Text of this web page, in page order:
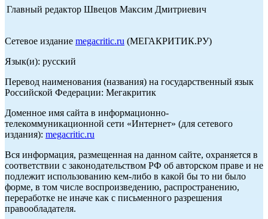
Главный редактор Швецов Максим Дмитриевич
Сетевое издание megacritic.ru (МЕГАКРИТИК.РУ)
Язык(и): русский
Перевод наименования (названия) на государственный язык
Российской Федерации: Мегакритик
Доменное имя сайта в информационно-
телекоммуникационной сети «Интернет» (для сетевого
издания): megacritic.ru
Вся информация, размещенная на данном сайте, охраняется в
соответствии с законодательством РФ об авторском праве и не
подлежит использованию кем-либо в какой бы то ни было
форме, в том числе воспроизведению, распространению,
переработке не иначе как с письменного разрешения
правообладателя.